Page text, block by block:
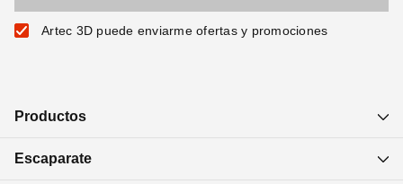
Artec 3D puede enviarme ofertas y promociones
Productos
Escaparate